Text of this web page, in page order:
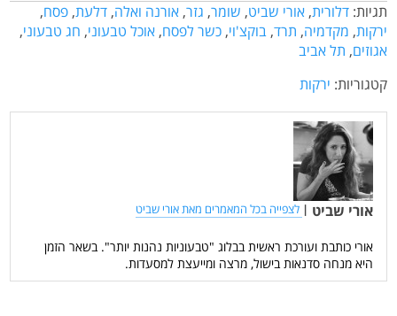
תגיות: דלורית, אורי שביט, שומר, גזר, אורנה ואלה, דלעת, פסח,
ירקות, מקדמיה, תרד, בוקצ'וי, כשר לפסח, אוכל טבעוני, חג טבעוני,
אגוזים, תל אביב
קטגוריות: ירקות
אורי שביט | לצפייה בכל המאמרים מאת אורי שביט
אורי כותבת ועורכת ראשית בבלוג "טבעוניות נהנות יותר". בשאר הזמן
היא מנחה סדנאות בישול, מרצה ומייעצת למסעדות.